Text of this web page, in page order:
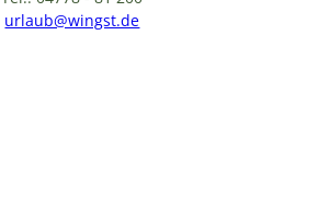
urlaub@wingst.de